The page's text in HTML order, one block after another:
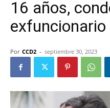
16 años,
Por CCD2 - septiembre 30, 2023